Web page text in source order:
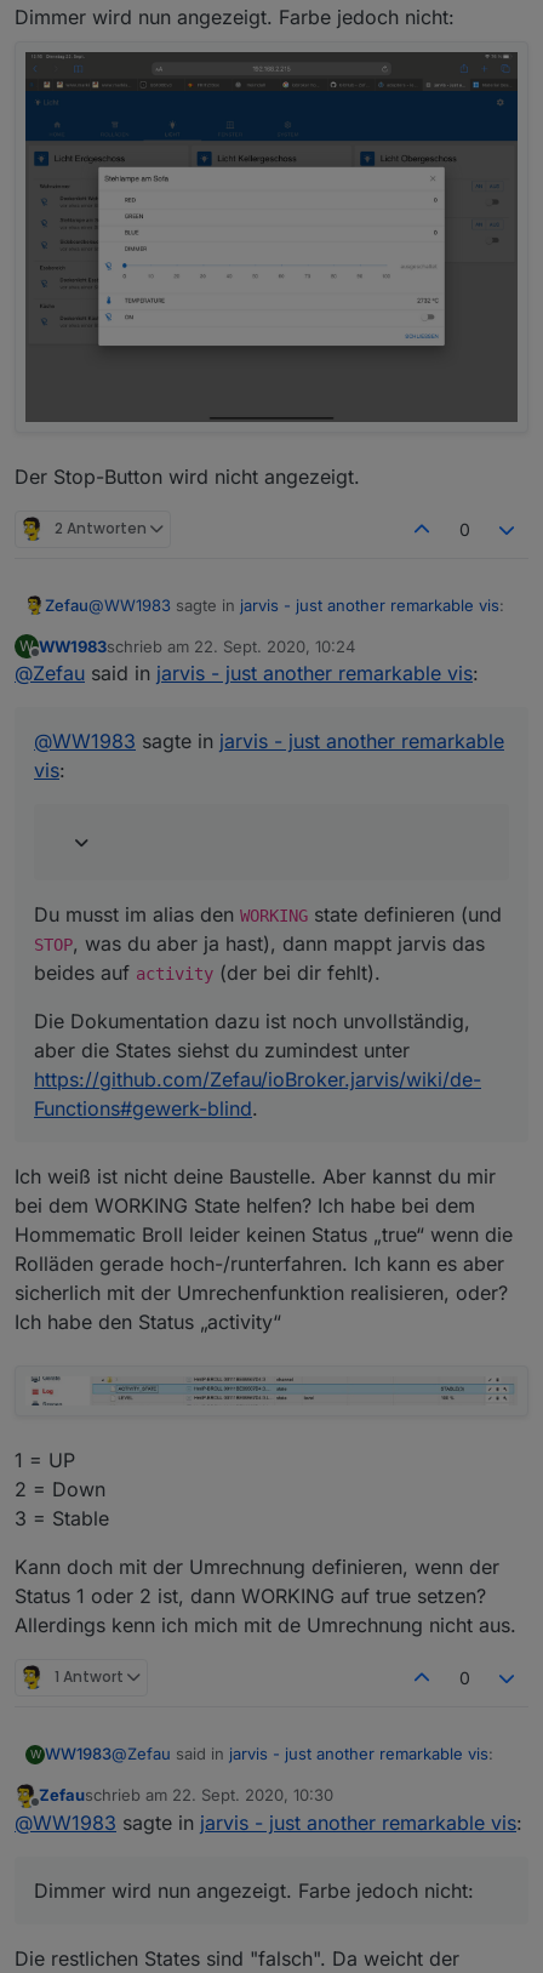
Dimmer wird nun angezeigt. Farbe jedoch nicht:
Der Stop-Button wird nicht angezeigt.
2 Antworten 0
Zefau@WW1983 sagte in jarvis - just another remarkable vis:
Das ist die hmip-broll Version
Du musst im alias den WORKING
state definieren (und
STOP, was du aber ja hast), dann mappt jarvis das
W
Offline
WW1983schrieb am 22. Sept. 2020, 10:24
zuletzt editiert von
@Zefau said in jarvis - just another remarkable vis:
@WW1983 sagte in jarvis - just another remarkable
vis:
Du musst im alias den WORKING state definieren (und
STOP, was du aber ja hast), dann mappt jarvis das
beides auf activity (der bei dir fehlt).
Die Dokumentation dazu ist noch unvollständig,
aber die States siehst du zumindest unter
https://github.com/Zefau/ioBroker.jarvis/wiki/de-
Functions#gewerk-blind.
Ich weiß ist nicht deine Baustelle. Aber kannst du mir
bei dem WORKING State helfen? Ich habe bei dem
Hommematic Broll leider keinen Status „true“ wenn die
Rolläden gerade hoch-/runterfahren. Ich kann es aber
sicherlich mit der Umrechenfunktion realisieren, oder?
Ich habe den Status „activity“
1 = UP
2 = Down
3 = Stable
Kann doch mit der Umrechnung definieren, wenn der
Status 1 oder 2 ist, dann WORKING auf true setzen?
Allerdings kenn ich mich mit de Umrechnung nicht aus.
1 Antwort 0
W WW1983@Zefau said in jarvis - just another remarkable vis:
@WW1983sagte injarvis - just another
Eine Frage habe ich noch. Wieso werden
Zusatzfunktionen (Dimmer, Farbe etc)
Der Stop-Button wird nicht angezeigt.
Offline
Zefauschrieb am 22. Sept. 2020, 10:30
zuletzt editiert von
@WW1983 sagte in jarvis - just another remarkable vis:
Dimmer wird nun angezeigt. Farbe jedoch nicht:
Die restlichen States sind "falsch". Da weicht der